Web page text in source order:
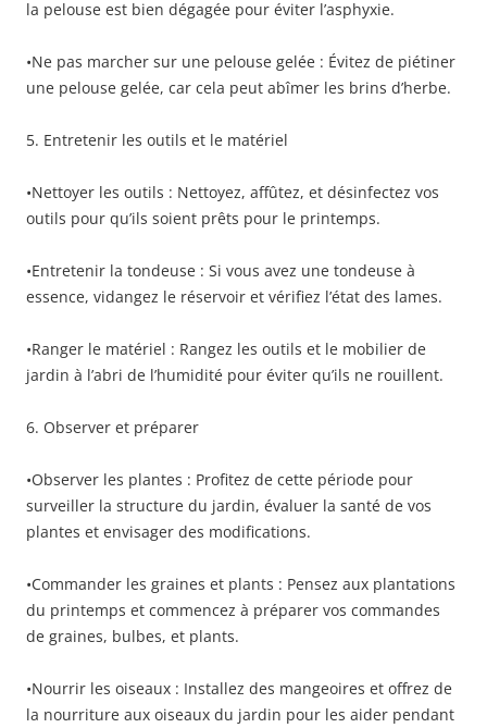
la pelouse est bien dégagée pour éviter l’asphyxie.
•Ne pas marcher sur une pelouse gelée : Évitez de piétiner
une pelouse gelée, car cela peut abîmer les brins d’herbe.
5. Entretenir les outils et le matériel
•Nettoyer les outils : Nettoyez, affûtez, et désinfectez vos
outils pour qu’ils soient prêts pour le printemps.
•Entretenir la tondeuse : Si vous avez une tondeuse à
essence, vidangez le réservoir et vérifiez l’état des lames.
•Ranger le matériel : Rangez les outils et le mobilier de
jardin à l’abri de l’humidité pour éviter qu’ils ne rouillent.
6. Observer et préparer
•Observer les plantes : Profitez de cette période pour
surveiller la structure du jardin, évaluer la santé de vos
plantes et envisager des modifications.
•Commander les graines et plants : Pensez aux plantations
du printemps et commencez à préparer vos commandes
de graines, bulbes, et plants.
•Nourrir les oiseaux : Installez des mangeoires et offrez de
la nourriture aux oiseaux du jardin pour les aider pendant